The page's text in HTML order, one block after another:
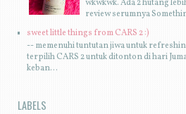
wkwkwk. Ada 2 hutang
review serumnya
sweet little things from CARS 2 :)
-- memenuhi tuntutan jiwa untuk
terpilih CARS 2 untuk ditonton di hari
keban...
LABELS